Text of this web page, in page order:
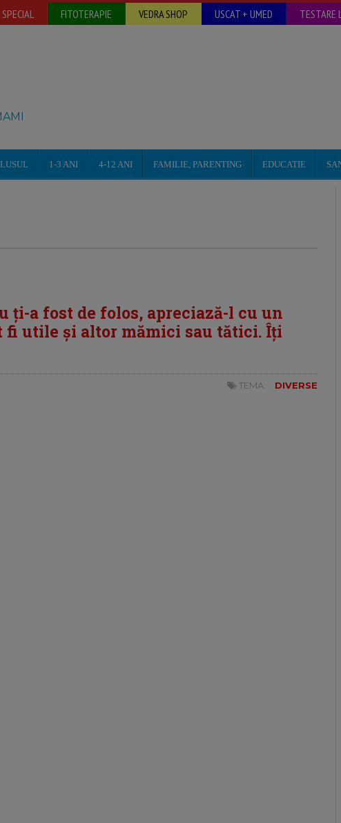
SPECIAL FITOTERAPIE VEDRA SHOP USCAT + UMED TESTARE
1-3 ANI 4-12 ANI FAMILIE, PARENTING EDUCATIE
ți-a fost de folos, apreciază-l cu un
fi utile și altor mămici sau tătici. Îți
TEMA: DIVERSE